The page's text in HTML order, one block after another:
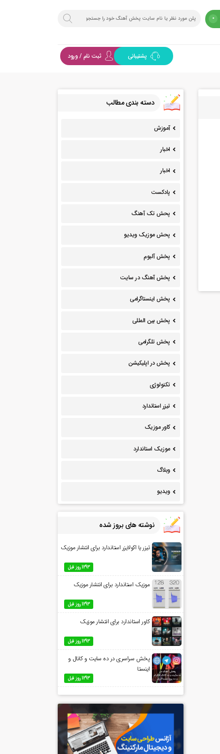
0
پشتیبانی ثبت نام / ورود
دسته بندی مطالب
آموزش
اخبار
اخبار
پادکست
پحش تک آهنگ
پحش موزیک ویدیو
پخش آلبوم
پخش آهنگ در سایت
پخش اینستاگرامی
پخش بین المللی
پخش تلگرامی
پخش در اپلیکیشن
تکنولوژی
تیزر استاندارد
کاور موزیک
موزیک استاندارد
وبلاگ
ویدیو
نوشته های بروز شده
تیزر یا اکولایزر استاندارد برای انتشار موزیک
1293 روز قبل
موزیک استاندارد برای انتشار موزیک
1293 روز قبل
کاور استاندارد برای انتشار موزیک
1293 روز قبل
پخش سراسری در ده سایت و کانال و
اینستا
1293 روز قبل